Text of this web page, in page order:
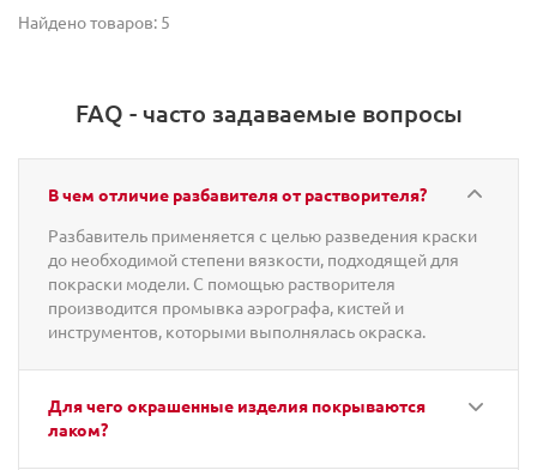
Найдено товаров: 5
FAQ - часто задаваемые вопросы
В чем отличие разбавителя от растворителя?
Разбавитель применяется с целью разведения краски
до необходимой степени вязкости, подходящей для
покраски модели. С помощью растворителя
производится промывка аэрографа, кистей и
инструментов, которыми выполнялась окраска.
Для чего окрашенные изделия покрываются
лаком?